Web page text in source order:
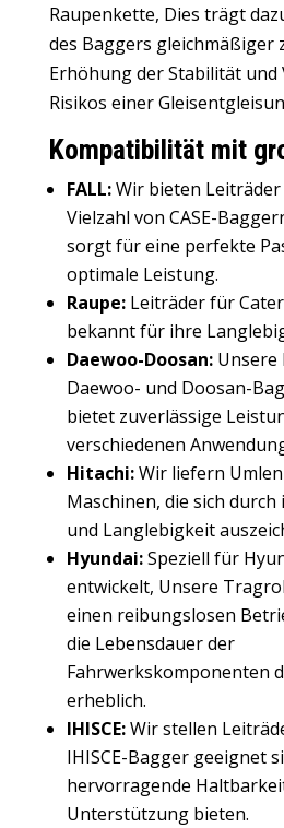
Raupenkette, Dies trägt
des Baggers gleichmäßiger
Erhöhung der Stabilität
Risikos einer
Kompatibilität mit
FALL:Wir bieten
Vielzahl von CASE-
sorgt für eine perfekte
optimale Leistung.
Raupe: Leiträder für
bekannt für ihre
Daewoo-Doosan:
Daewoo- und Doosan-
bietet zuverlässige
verschiedenen
Hitachi:Wir liefern
Maschinen, die sich
und Langlebigkeit
Hyundai:Speziell für
entwickelt, Unsere
einen reibungslosen
die Lebensdauer der
Fahrwerkskomponenten
erheblich.
IHISCE:Wir stellen
IHISCE-Bagger geeignet
hervorragende
Unterstützung bieten.